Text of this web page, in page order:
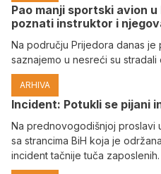
Pao manji sportski avion
poznati instruktor i
Na području Prijedora danas je
saznajemo u nesreći su stradali
ARHIVA
Incident: Potukli se pijani
Na prednovogodišnjoj proslavi
sa strancima BiH koja je
incident tačnije tuča zaposlenih.